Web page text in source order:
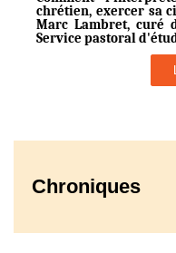
chrétien, exercer sa
Marc Lambret, curé
Service pastoral
Chroniques